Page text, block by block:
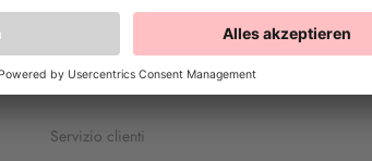
Servizio clienti